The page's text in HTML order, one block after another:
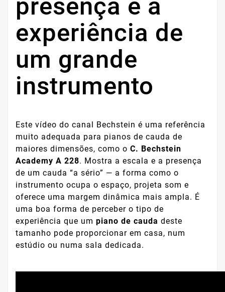
presença e a
experiência de
um grande
instrumento
Este vídeo do canal Bechstein é uma referência
muito adequada para pianos de cauda de
maiores dimensões, como o C. Bechstein
Academy A 228. Mostra a escala e a presença
de um cauda “a sério” — a forma como o
instrumento ocupa o espaço, projeta som e
oferece uma margem dinâmica mais ampla. É
uma boa forma de perceber o tipo de
experiência que um piano de cauda deste
tamanho pode proporcionar em casa, num
estúdio ou numa sala dedicada.